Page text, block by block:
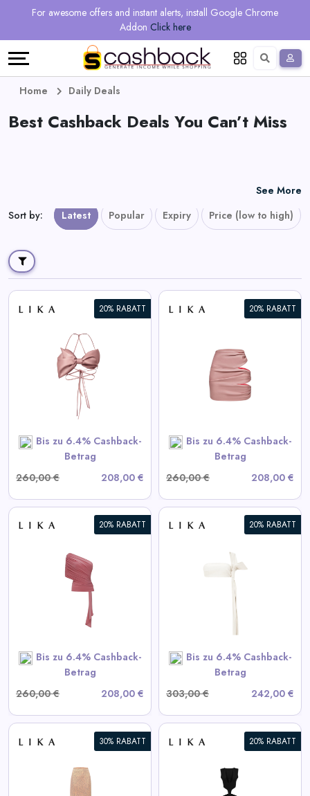
For awesome offers and instant alerts, install Google Chrome
Addon Click here
Regional
Online
Vouchers
Daily
All
Daily
Categories
Earn
Earn
Earn
Language
Deutsch
Home Daily Deals
Best Cashback Deals You Can’t Miss
See More
Sort by: Latest Popular Expiry Price (low to high)
20% RABATT
Bis zu 6.4% Cashback-
Betrag
260,00 €
208,00 €
20% RABATT
Bis zu 6.4% Cashback-
Betrag
260,00 €
208,00 €
Drapierte Pink-Minirock
View All LIKA Deals
20% RABATT
Bis zu 6.4% Cashback-
Betrag
260,00 €
208,00 €
20% RABATT
Bis zu 6.4% Cashback-
Betrag
303,00 €
242,00 €
Weißes Lederoberteil
View All LIKA Deals
30% RABATT 20% RABATT
Schwarzes Kleid mit
Taillenausschnitten